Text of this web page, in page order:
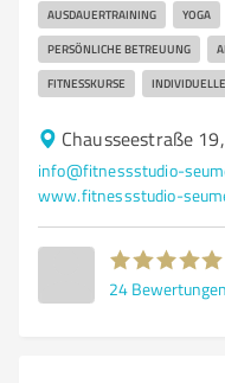
AUSDAUERTRAINING YOGA
PERSÖNLICHE BETREUUNG
FITNESSKURSE
Chausseestraße
info@fitnessstudio-
www.fitnessstudio-
24 Bewertungen